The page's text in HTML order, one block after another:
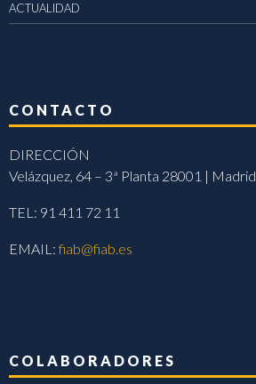
ACTUALIDAD
CONTACTO
DIRECCIÓN
Velázquez, 64 – 3ª Planta 28001 | Madrid
TEL: 91 411 72 11
EMAIL:fiab@fiab.es
COLABORADORES